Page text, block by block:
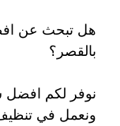
هل تبحث عن
بالقصر؟
نوفر لكم افضل
ونعمل في